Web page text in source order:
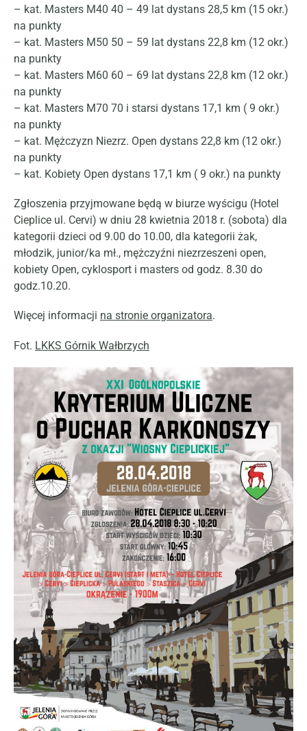
– kat. Masters M40 40 – 49 lat dystans 28,5 km (15 okr.)
na punkty
– kat. Masters M50 50 – 59 lat dystans 22,8 km (12 okr.)
na punkty
– kat. Masters M60 60 – 69 lat dystans 22,8 km (12 okr.)
na punkty
– kat. Masters M70 70 i starsi dystans 17,1 km ( 9 okr.)
na punkty
– kat. Mężczyzn Niezrz. Open dystans 22,8 km (12 okr.)
na punkty
– kat. Kobiety Open dystans 17,1 km ( 9 okr.) na punkty
Zgłoszenia przyjmowane będą w biurze wyścigu (Hotel
Cieplice ul. Cervi) w dniu 28 kwietnia 2018 r. (sobota) dla
kategorii dzieci od 9.00 do 10.00, dla kategorii żak,
młodzik, junior/ka mł., mężczyźni niezrzeszeni open,
kobiety Open, cyklosport i masters od godz. 8.30 do
godz.10.20.
Więcej informacji na stronie organizatora.
Fot. LKKS Górnik Wałbrzych